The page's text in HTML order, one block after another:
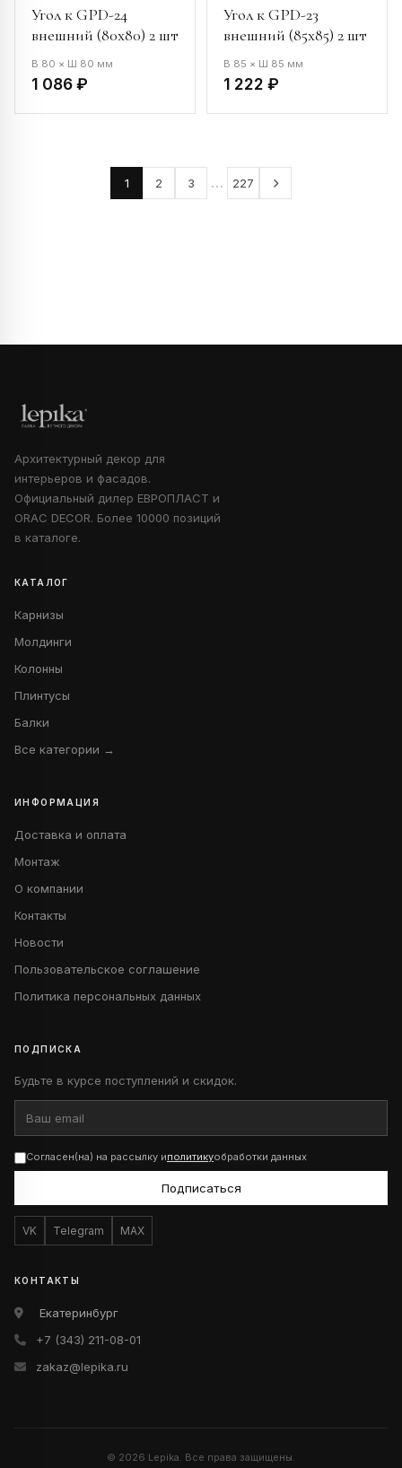
Угол к GPD-24
внешний (80х80) 2 шт
В 80 × Ш 80 мм
1 086 ₽
Угол к GPD-23
внешний (85х85) 2 шт
В 85 × Ш 85 мм
1 222 ₽
1 2 3 … 227
Архитектурный декор для
интерьеров и фасадов.
Официальный дилер ЕВРОПЛАСТ и
ORAC DECOR. Более 10000 позиций
в каталоге.
КАТАЛОГ
Карнизы
Молдинги
Колонны
Плинтусы
Балки
Все категории →
ИНФОРМАЦИЯ
Доставка и оплата
Монтаж
О компании
Контакты
Новости
Пользовательское соглашение
Политика персональных данных
ПОДПИСКА
Будьте в курсе поступлений и скидок.
Согласен(на) на рассылку иполитикуобработки данных
Подписаться
VK Telegram MAX
КОНТАКТЫ
Екатеринбург
+7 (343) 211-08-01
zakaz@lepika.ru
© 2026 Lepika. Все права защищены.